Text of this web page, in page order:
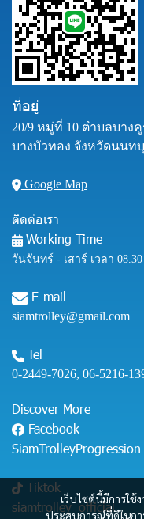
เว็บไซต์นี้มีการใ
ประสบการณ์ที่ดีในกา
ที่อยู่
20/9 หมู่ที่ 10 ตำบลบาง
บางบัวทอง จังหวัดนนทบุ
Google Map
ติดต่อเรา
Working Time
วันจันทร์ - เสาร์ เวลา 08.30
E-mail
siamtrolley@gmail.com
Tel
0-2449-7026, 06-5216-
Discover More
Facebook
SiamTrolleyProgression
Tiktok
siamtrolley_official